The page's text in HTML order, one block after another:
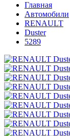
Главная
Автомобили
RENAULT
Duster
5289